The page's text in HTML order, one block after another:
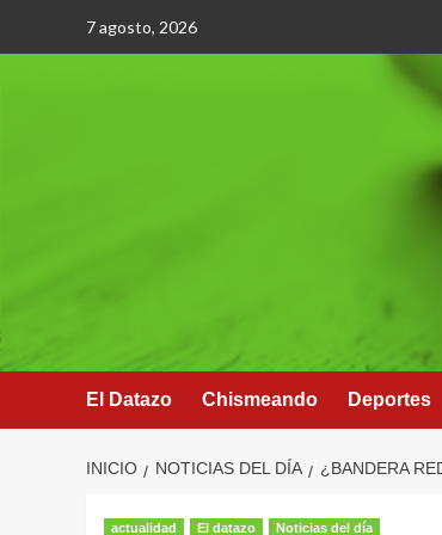
7 agosto, 2026
El Datazo Chismeando Deportes
INICIO NOTICIAS DEL DÍA ¿BANDERA
actualidad El datazo Noticias del día